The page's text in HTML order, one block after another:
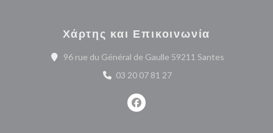
Χάρτης και Επικοινωνία
96 rue du Général de Gaulle 59211 Santes((ανοίγει σε
03 20 07 81 27
Facebook ((ανοίγει σε νέο